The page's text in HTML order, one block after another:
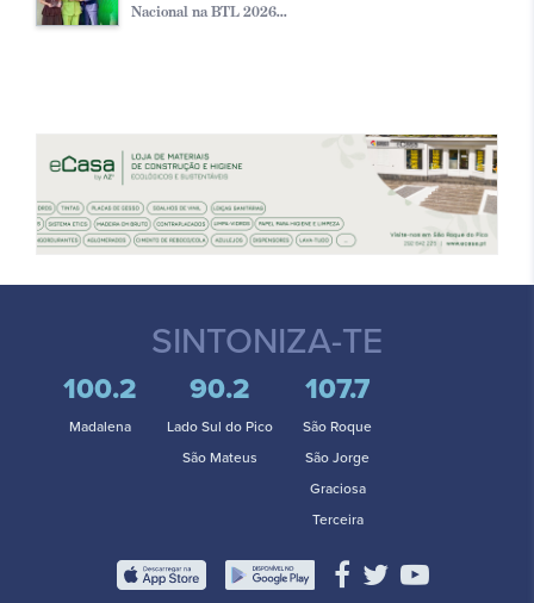
Nacional na BTL 2026...
SINTONIZA-TE
100.2
Madalena
90.2
Lado Sul do Pico
São Mateus
107.7
São Roque
São Jorge
Graciosa
Terceira